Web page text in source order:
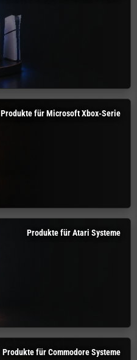
Produkte für Microsoft Xbox-Serie
Produkte für Atari Systeme
Produkte für Commodore Systeme